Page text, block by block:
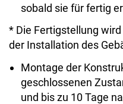
sobald sie für fertig
* Die Fertigstellung
der Installation des
Montage der
geschlossenen
und bis zu 10 Tage